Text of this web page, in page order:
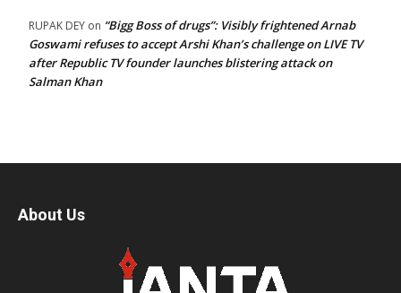
RUPAK DEY on “Bigg Boss of drugs”: Visibly frightened Arnab
Goswami refuses to accept Arshi Khan’s challenge on LIVE TV
after Republic TV founder launches blistering attack on
Salman Khan
About Us